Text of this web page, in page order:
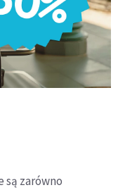
są zarówno